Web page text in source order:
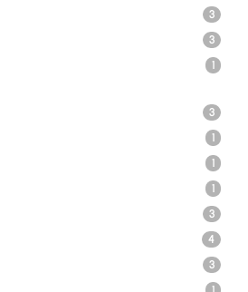
3
3
1
3
1
1
1
3
4
3